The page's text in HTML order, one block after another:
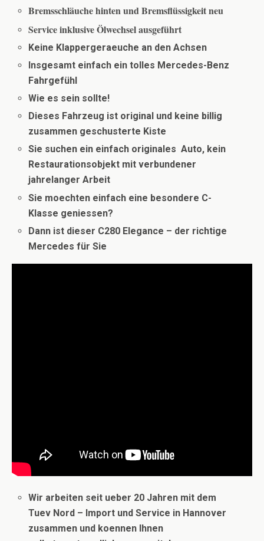
Bremsschläuche hinten und Bremsflüssigkeit neu
Service inklusive Ölwechsel ausgeführt
Keine Klappergeraeuche an den Achsen
Insgesamt einfach ein tolles Mercedes-Benz
Fahrgefühl
Wie es sein sollte!
Dieses Fahrzeug ist original und keine billig
zusammen geschusterte Kiste
Sie suchen ein einfach originales Auto, kein
Restaurationsobjekt mit verbundener
jahrelanger Arbeit
Sie moechten einfach eine besondere C-
Klasse geniessen?
Dann ist dieser C280 Elegance – der richtige
Mercedes für Sie
Wir arbeiten seit ueber 20 Jahren mit dem
Tuev Nord – Import und Service in Hannover
zusammen und koennen Ihnen